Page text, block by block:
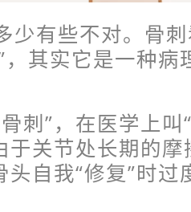
少有些不对。骨
，其实它是一种
刺”，在医学上
于关节处长期的
头自我“修复”时